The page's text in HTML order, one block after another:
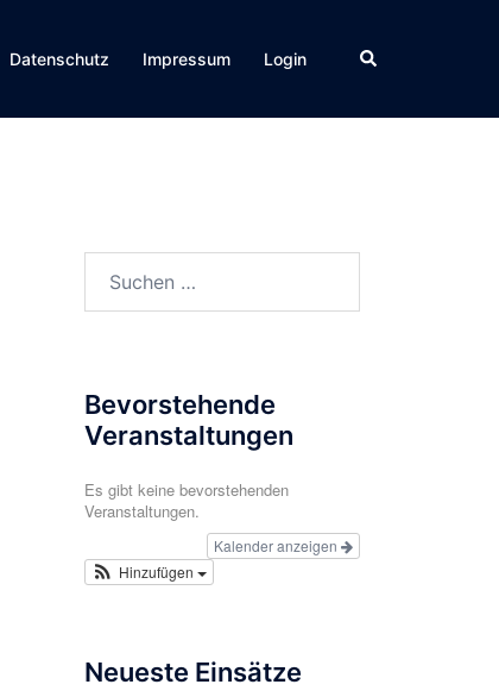
Datenschutz Impressum Login Suche
Bevorstehende
Veranstaltungen
Es gibt keine bevorstehenden
Veranstaltungen.
Kalender anzeigen
Hinzufügen
Neueste Einsätze